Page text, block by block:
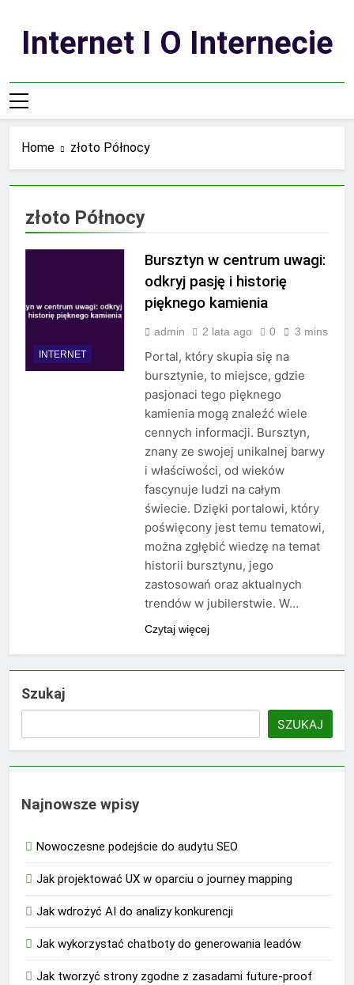
contentInternet I O Internecie
Home złoto Północy
złoto Północy
INTERNET
Bursztyn w centrum uwagi:
odkryj pasję i historię
pięknego kamienia
admin 2 lata ago 0 3 mins
Portal, który skupia się na
bursztynie, to miejsce, gdzie
pasjonaci tego pięknego
kamienia mogą znaleźć wiele
cennych informacji. Bursztyn,
znany ze swojej unikalnej barwy
i właściwości, od wieków
fascynuje ludzi na całym
świecie. Dzięki portalowi, który
poświęcony jest temu tematowi,
można zgłębić wiedzę na temat
historii bursztynu, jego
zastosowań oraz aktualnych
trendów w jubilerstwie. W…
Czytaj więcej
Szukaj
SZUKAJ
Najnowsze wpisy
Nowoczesne podejście do audytu SEO
Jak projektować UX w oparciu o journey mapping
Jak wdrożyć AI do analizy konkurencji
Jak wykorzystać chatboty do generowania leadów
Jak tworzyć strony zgodne z zasadami future-proof